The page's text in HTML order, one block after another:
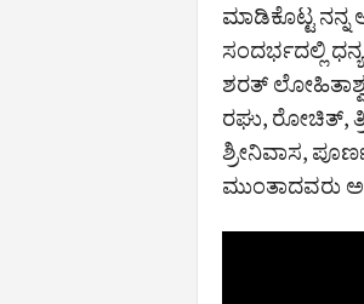
ಮಾಡಿಕೊಟ್ಟ
ಸಂದರ್ಭದಲ್ಲಿ
ಶರತ್
ರಘು, ರೋಚಿತ್,
ಶ್ರೀನಿವಾಸ,
ಮುಂತಾದವರು